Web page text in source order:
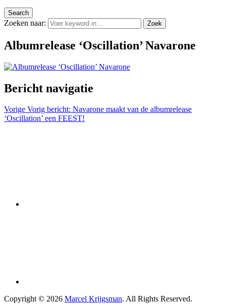
Search
Zoeken naar: Zoek
Albumrelease ‘Oscillation’ Navarone
Bericht navigatie
Vorige Vorig bericht: Navarone maakt van de albumrelease
‘Oscillation’ een FEEST!
Copyright © 2026 Marcel Krijgsman. All Rights Reserved.